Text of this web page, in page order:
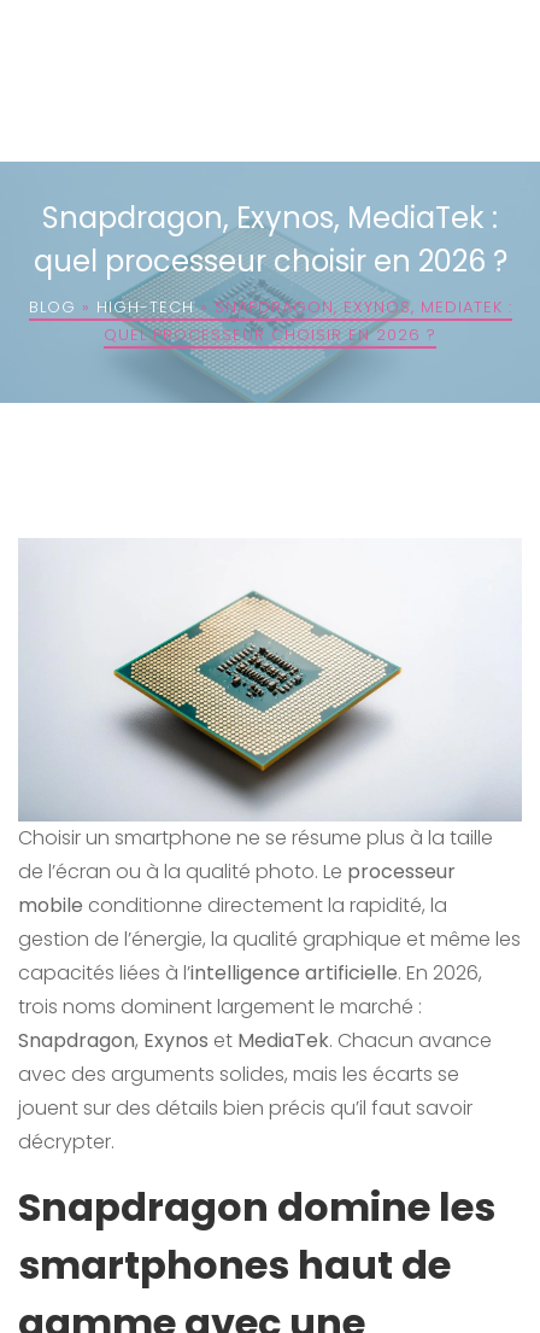
Snapdragon, Exynos, MediaTek :
quel processeur choisir en 2026 ?
BLOG » HIGH-TECH» SNAPDRAGON, EXYNOS, MEDIATEK :
QUEL PROCESSEUR CHOISIR EN 2026 ?
Choisir un smartphone ne se résume plus à la taille
de l’écran ou à la qualité photo. Le processeur
mobile conditionne directement la rapidité, la
gestion de l’énergie, la qualité graphique et même les
capacités liées à l’intelligence artificielle. En 2026,
trois noms dominent largement le marché :
Snapdragon, Exynos et MediaTek. Chacun avance
avec des arguments solides, mais les écarts se
jouent sur des détails bien précis qu’il faut savoir
décrypter.
Snapdragon domine les
smartphones haut de